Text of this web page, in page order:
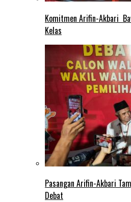
Komitmen Arifin-Akbari
Kelas
Pasangan Arifin-Akbari
Debat